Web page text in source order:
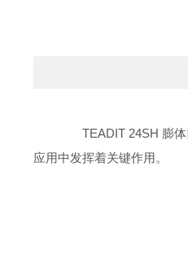
TEADIT 24SH 膨体
应用中发挥着关键作用。